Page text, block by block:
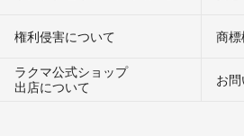
権利侵害について
商
ラクマ公式ショップ
出店について
お